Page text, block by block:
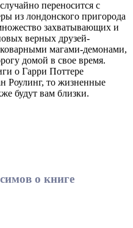
переносится с
из лондонского пригорода
захватывающих и
верных друзей-
магами-демонами,
домой в свое время.
о Гарри Поттере
Роулинг, то жизненные
будут вам близки.
о книге